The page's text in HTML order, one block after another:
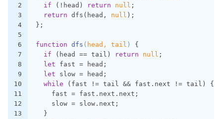
2
3
4
5
6
7
8
9
10
11
12
13
if (!head) return null ;
return dfs(head, null );
};
function dfs ( head, tail ) {
if (head == tail) return null ;
let fast = head;
let slow = head;
while (fast != tail && fast.next != tail) {
    fast = fast.next.next;
    slow = slow.next;
  }